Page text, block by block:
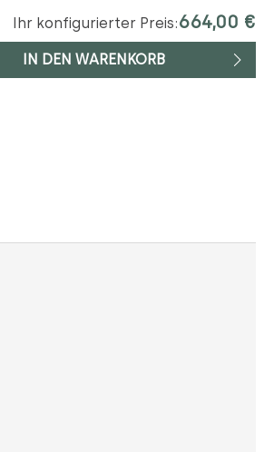
Ihr konfigurierter Preis:664,00 €
IN DEN WARENKORB